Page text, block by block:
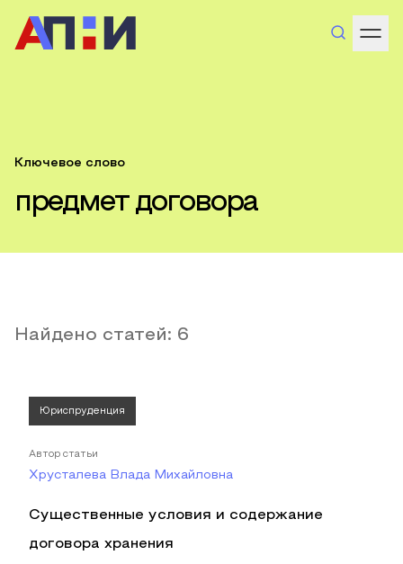
Ключевое слово
предмет договора
Найдено статей: 6
Юриспруденция
Автор статьи
Хрусталева Влада Михайловна
Существенные условия и содержание
договора хранения